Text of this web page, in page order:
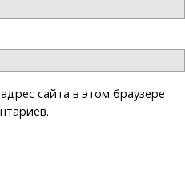
сайта в этом браузере